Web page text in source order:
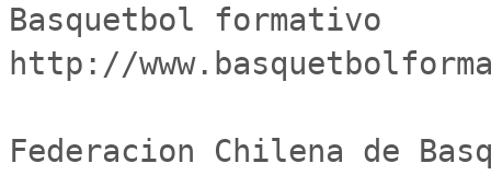
Basquetbol formativo
http://
Federacion Chilena de